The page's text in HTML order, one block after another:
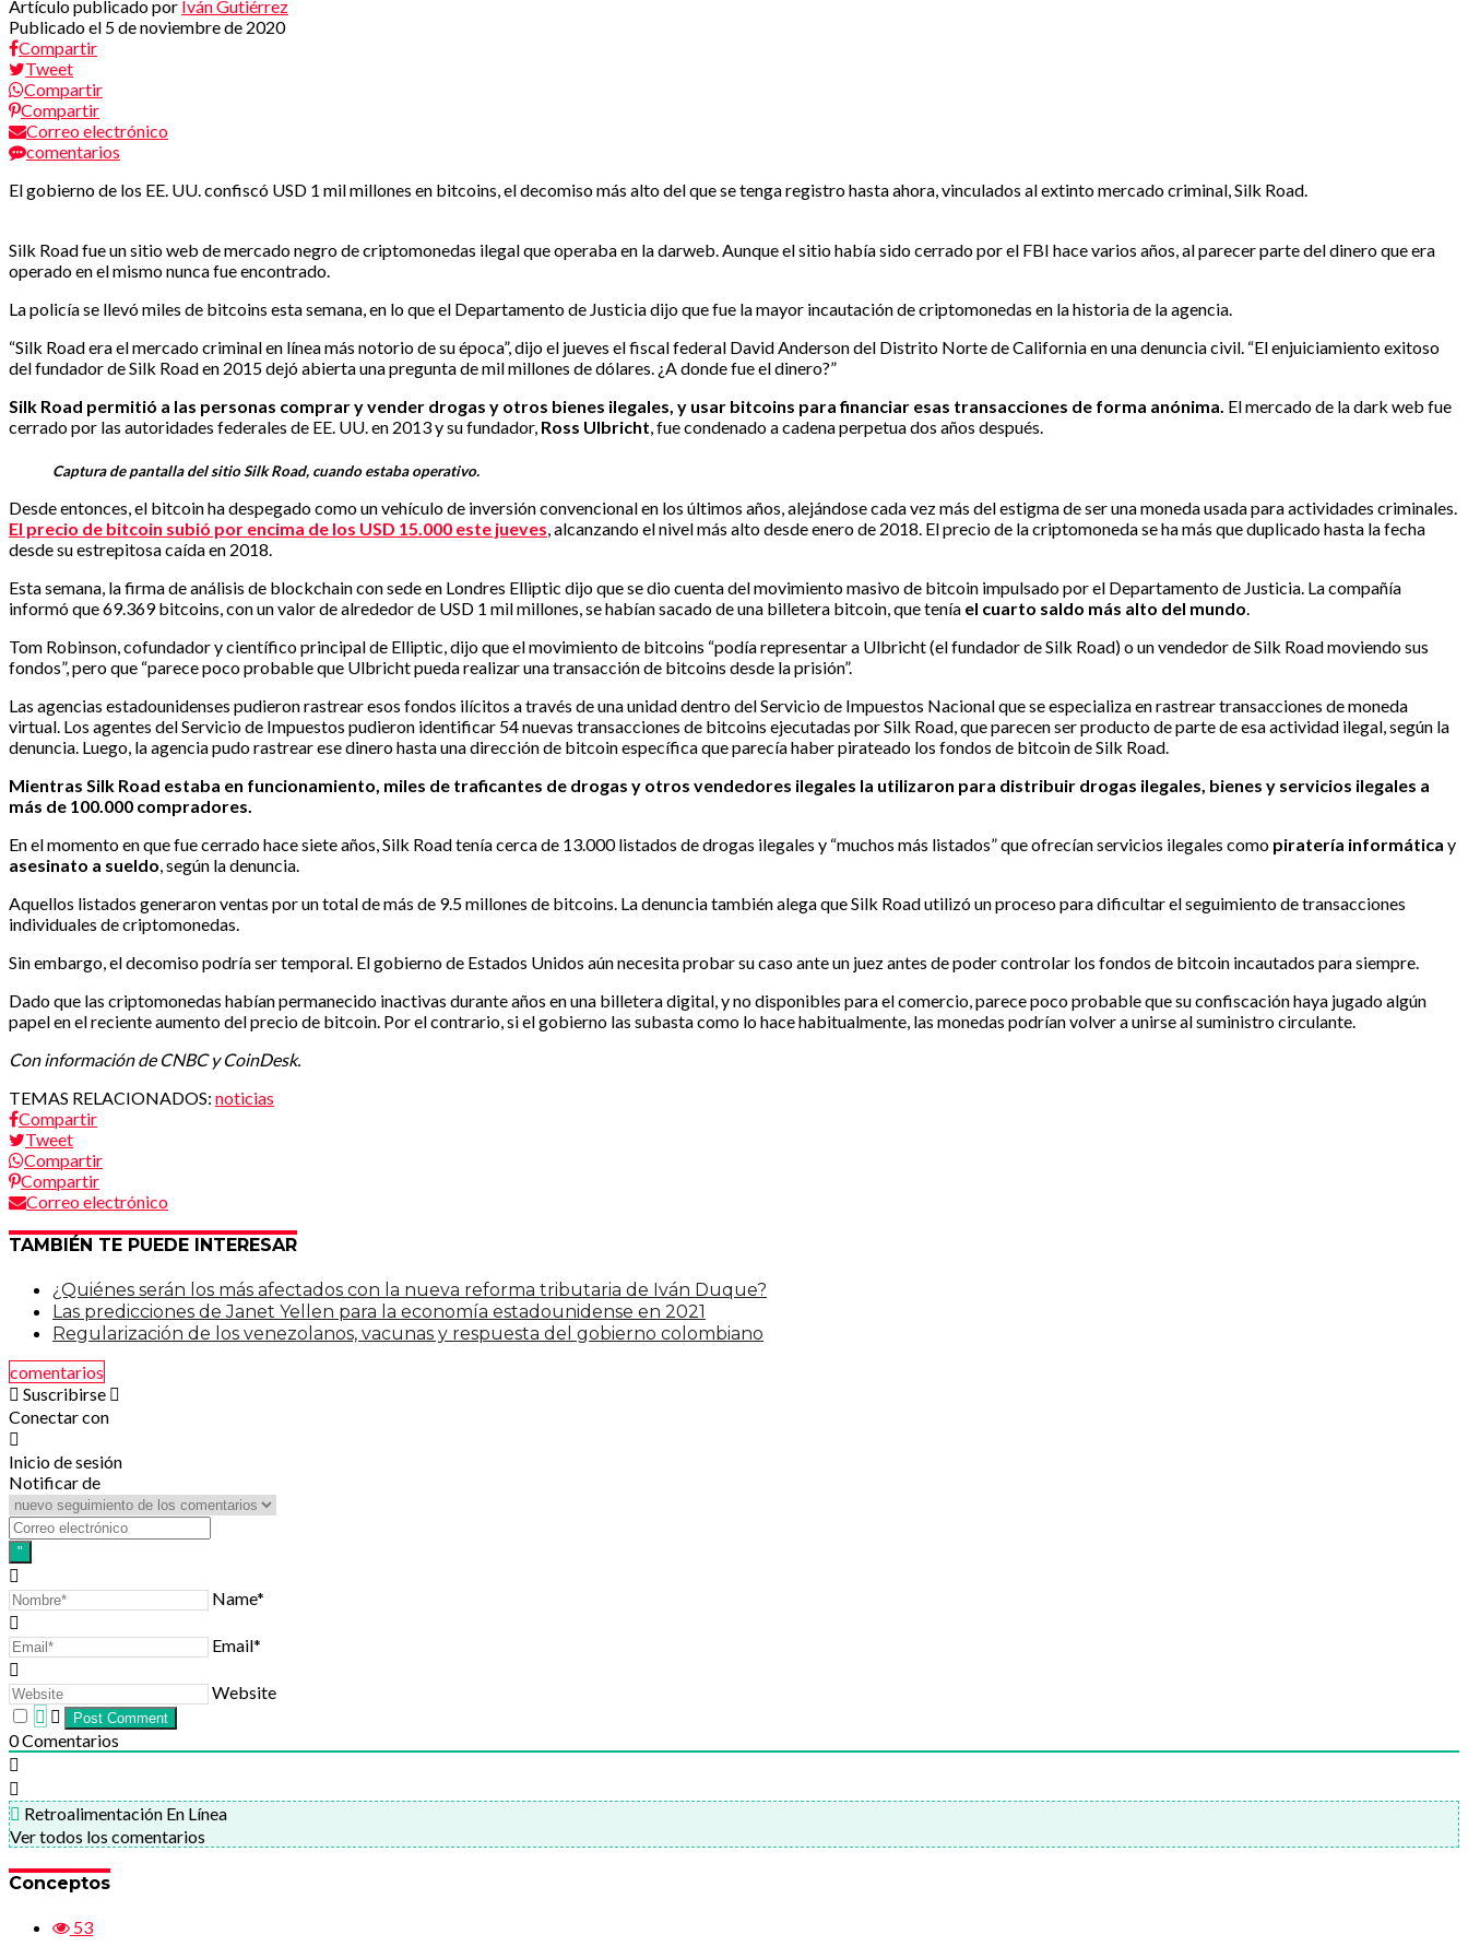
Artículo publicado por Iván Gutiérrez
Publicado el 5 de noviembre de 2020
Compartir
Tweet
Compartir
Compartir
Correo electrónico
comentarios
El gobierno de los EE. UU. confiscó USD 1 mil millones en bitcoins, el decomiso más alto del que se tenga registro hasta ahora, vinculados al extinto mercado criminal, Silk Road.
Silk Road fue un sitio web de mercado negro de criptomonedas ilegal que operaba en la darweb. Aunque el sitio había sido cerrado por el FBI hace varios años, al parecer parte del dinero que era
operado en el mismo nunca fue encontrado.
La policía se llevó miles de bitcoins esta semana, en lo que el Departamento de Justicia dijo que fue la mayor incautación de criptomonedas en la historia de la agencia.
“Silk Road era el mercado criminal en línea más notorio de su época”, dijo el jueves el fiscal federal David Anderson del Distrito Norte de California en una denuncia civil. “El enjuiciamiento exitoso
del fundador de Silk Road en 2015 dejó abierta una pregunta de mil millones de dólares. ¿A donde fue el dinero?”
Silk Road permitió a las personas comprar y vender drogas y otros bienes ilegales, y usar bitcoins para financiar esas transacciones de forma anónima. El mercado de la dark web fue
cerrado por las autoridades federales de EE. UU. en 2013 y su fundador, Ross Ulbricht , fue condenado a cadena perpetua dos años después.
Captura de pantalla del sitio Silk Road, cuando estaba operativo.
Desde entonces, el bitcoin ha despegado como un vehículo de inversión convencional en los últimos años, alejándose cada vez más del estigma de ser una moneda usada para actividades criminales.
El precio de bitcoin subió por encima de los USD 15.000 este jueves, alcanzando el nivel más alto desde enero de 2018. El precio de la criptomoneda se ha más que duplicado hasta la fecha
desde su estrepitosa caída en 2018.
Esta semana, la firma de análisis de blockchain con sede en Londres Elliptic dijo que se dio cuenta del movimiento masivo de bitcoin impulsado por el Departamento de Justicia. La compañía
informó que 69.369 bitcoins, con un valor de alrededor de USD 1 mil millones, se habían sacado de una billetera bitcoin, que tenía el cuarto saldo más alto del mundo.
Tom Robinson, cofundador y científico principal de Elliptic, dijo que el movimiento de bitcoins “podía representar a Ulbricht (el fundador de Silk Road) o un vendedor de Silk Road moviendo sus
fondos”, pero que “parece poco probable que Ulbricht pueda realizar una transacción de bitcoins desde la prisión”.
Las agencias estadounidenses pudieron rastrear esos fondos ilícitos a través de una unidad dentro del Servicio de Impuestos Nacional que se especializa en rastrear transacciones de moneda
virtual. Los agentes del Servicio de Impuestos pudieron identificar 54 nuevas transacciones de bitcoins ejecutadas por Silk Road, que parecen ser producto de parte de esa actividad ilegal, según la
denuncia. Luego, la agencia pudo rastrear ese dinero hasta una dirección de bitcoin específica que parecía haber pirateado los fondos de bitcoin de Silk Road.
Mientras Silk Road estaba en funcionamiento, miles de traficantes de drogas y otros vendedores ilegales la utilizaron para distribuir drogas ilegales, bienes y servicios ilegales a
más de 100.000 compradores.
En el momento en que fue cerrado hace siete años, Silk Road tenía cerca de 13.000 listados de drogas ilegales y “muchos más listados” que ofrecían servicios ilegales como piratería informática y
asesinato a sueldo, según la denuncia.
Aquellos listados generaron ventas por un total de más de 9.5 millones de bitcoins. La denuncia también alega que Silk Road utilizó un proceso para dificultar el seguimiento de transacciones
individuales de criptomonedas.
Sin embargo, el decomiso podría ser temporal. El gobierno de Estados Unidos aún necesita probar su caso ante un juez antes de poder controlar los fondos de bitcoin incautados para siempre.
Dado que las criptomonedas habían permanecido inactivas durante años en una billetera digital, y no disponibles para el comercio, parece poco probable que su confiscación haya jugado algún
papel en el reciente aumento del precio de bitcoin. Por el contrario, si el gobierno las subasta como lo hace habitualmente, las monedas podrían volver a unirse al suministro circulante.
Con información de CNBC y CoinDesk.
TEMAS RELACIONADOS: noticias
Compartir
Tweet
Compartir
Compartir
Correo electrónico
TAMBIÉN TE PUEDE INTERESAR
¿Quiénes serán los más afectados con la nueva reforma tributaria de Iván Duque?
Las predicciones de Janet Yellen para la economía estadounidense en 2021
Regularización de los venezolanos, vacunas y respuesta del gobierno colombiano
comentarios
Suscribirse
Conectar con
Inicio de sesión
Notificar de
Name*
Email*
Website
0Comentarios
Retroalimentación En Línea
Ver todos los comentarios
Conceptos
53